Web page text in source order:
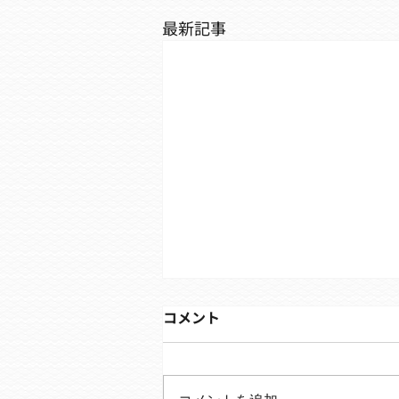
最新記事
コメント